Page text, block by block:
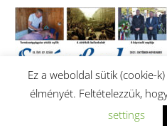
Ez a weboldal sütik (cookie-
élményét. Feltételezzük,
settings